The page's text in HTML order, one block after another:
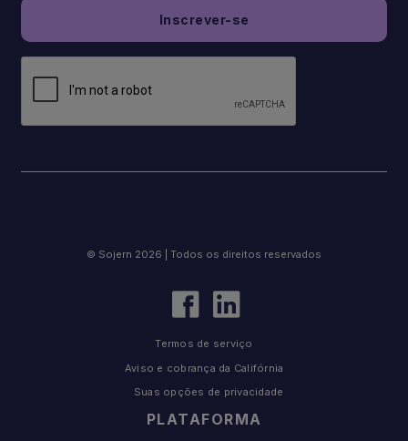
PLATAFORMA
© Sojern 2026 | Todos os direitos reservados
Termos de serviço
Aviso e cobrança da Califórnia
Suas opções de privacidade